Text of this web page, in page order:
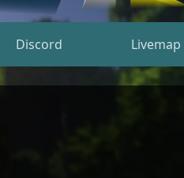
Discord Livemap